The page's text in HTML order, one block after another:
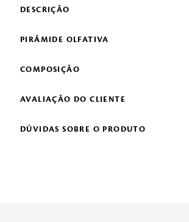
DESCRIÇÃO
PIRÂMIDE OLFATIVA
COMPOSIÇÃO
AVALIAÇÃO DO CLIENTE
DÚVIDAS SOBRE O PRODUTO